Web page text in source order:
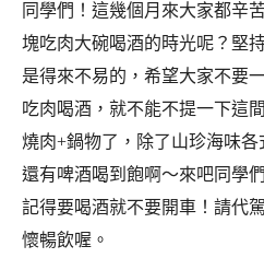
同學們！這幾個月來大家都辛
塊吃肉大碗喝酒的時光呢？堅
是得來不易的，希望大家不要
吃肉喝酒，就不能不提一下這
燒肉+鍋物了，除了山珍海味各
還有啤酒喝到飽啊～來吧同學
記得要喝酒就不要開車！請代
懷暢飲喔。